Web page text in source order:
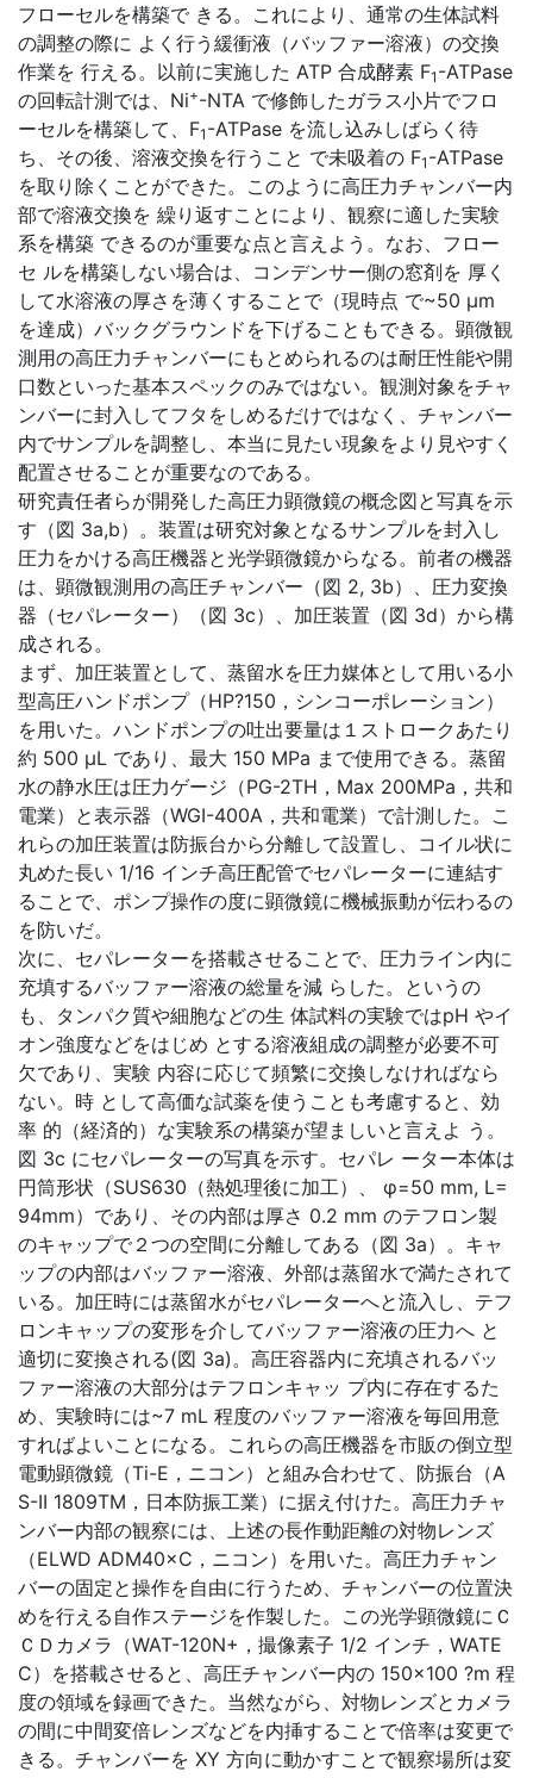
フローセルを構築で きる。これにより、通常の生体試料
の調整の際に よく行う緩衝液（バッファー溶液）の交換
作業を 行える。以前に実施した ATP 合成酵素 F1 -ATPase
の回転計測では、Ni+-NTA で修飾したガラス小片でフロ
ーセルを構築して、F1 -ATPase を流し込みしばらく待
ち、その後、溶液交換を行うこと で未吸着の F1 -ATPase
を取り除くことができた。このように高圧力チャンバー内
部で溶液交換を 繰り返すことにより、観察に適した実験
系を構築 できるのが重要な点と言えよう。なお、フロー
セ ルを構築しない場合は、コンデンサー側の窓剤を 厚く
して水溶液の厚さを薄くすることで（現時点 で~50 μm
を達成）バックグラウンドを下げることもできる。顕微観
測用の高圧力チャンバーにもとめられるのは耐圧性能や開
口数といった基本スペックのみではない。観測対象をチャ
ンバーに封入してフタをしめるだけではなく、チャンバー
内でサンプルを調整し、本当に見たい現象をより見やすく
配置させることが重要なのである。
研究責任者らが開発した高圧力顕微鏡の概念図と写真を示
す（図 3a,b）。装置は研究対象となるサンプルを封入し
圧力をかける高圧機器と光学顕微鏡からなる。前者の機器
は、顕微観測用の高圧チャンバー（図 2, 3b）、圧力変換
器（セパレーター）（図 3c）、加圧装置（図 3d）から構
成される。
まず、加圧装置として、蒸留水を圧力媒体として用いる小
型高圧ハンドポンプ（HP?150，シンコーポレーション）
を用いた。ハンドポンプの吐出要量は１ストロークあたり
約 500 μL であり、最大 150 MPa まで使用できる。蒸留
水の静水圧は圧力ゲージ（PG-2TH，Max 200MPa，共和
電業）と表示器（WGI-400A，共和電業）で計測した。こ
れらの加圧装置は防振台から分離して設置し、コイル状に
丸めた長い 1/16 インチ高圧配管でセパレーターに連結す
ることで、ポンプ操作の度に顕微鏡に機械振動が伝わるの
を防いだ。
次に、セパレーターを搭載させることで、圧力ライン内に
充填するバッファー溶液の総量を減 らした。というの
も、タンパク質や細胞などの生 体試料の実験ではpH やイ
オン強度などをはじめ とする溶液組成の調整が必要不可
欠であり、実験 内容に応じて頻繁に交換しなければなら
ない。時 として高価な試薬を使うことも考慮すると、効
率 的（経済的）な実験系の構築が望ましいと言えよ う。
図 3c にセパレーターの写真を示す。セパレ ーター本体は
円筒形状（SUS630（熱処理後に加工）、 φ=50 mm, L=
94mm）であり、その内部は厚さ 0.2 mm のテフロン製
のキャップで２つの空間に分離してある（図 3a）。キャ
ップの内部はバッファー溶液、外部は蒸留水で満たされて
いる。加圧時には蒸留水がセパレーターへと流入し、テフ
ロンキャップの変形を介してバッファー溶液の圧力へ と
適切に変換される(図 3a)。高圧容器内に充填されるバッ
ファー溶液の大部分はテフロンキャッ プ内に存在するた
め、実験時には~7 mL 程度のバッファー溶液を毎回用意
すればよいことになる。これらの高圧機器を市販の倒立型
電動顕微鏡（Ti-E，ニコン）と組み合わせて、防振台（A
S-II 1809TM，日本防振工業）に据え付けた。高圧力チャ
ンバー内部の観察には、上述の長作動距離の対物レンズ
（ELWD ADM40×C，ニコン）を用いた。高圧力チャン
バーの固定と操作を自由に行うため、チャンバーの位置決
めを行える自作ステージを作製した。この光学顕微鏡にＣ
ＣＤカメラ（WAT-120N+，撮像素子 1/2 インチ，WATE
C）を搭載させると、高圧チャンバー内の 150×100 ?m 程
度の領域を録画できた。当然ながら、対物レンズとカメラ
の間に中間変倍レンズなどを内挿することで倍率は変更で
きる。チャンバーを XY 方向に動かすことで観察場所は変